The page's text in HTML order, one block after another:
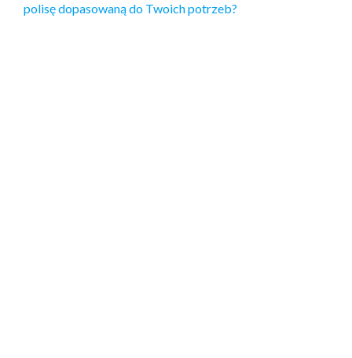
polisę dopasowaną do Twoich potrzeb?